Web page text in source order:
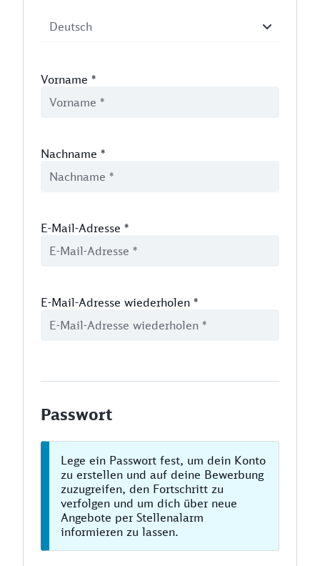
Vorname *
Nachname *
E-Mail-Adresse *
E-Mail-Adresse wiederholen *
Passwort
Lege ein Passwort fest, um dein Konto
zu erstellen und auf deine Bewerbung
zuzugreifen, den Fortschritt zu
verfolgen und um dich über neue
Angebote per Stellenalarm
informieren zu lassen.